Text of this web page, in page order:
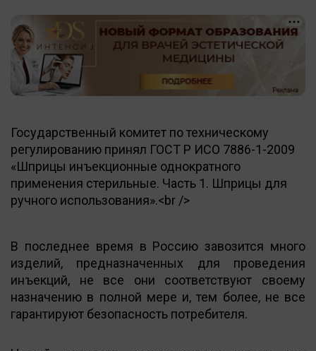
Государственный комитет по техническому
регулированию принял ГОСТ Р ИСО 7886-1-2009
«Шприцы инъекционные однократного
применения стерильные. Часть 1. Шприцы для
ручного использования».<br />
В последнее время в Россию завозится много
изделий, предназначенных для проведения
инъекций, не все они соответствуют своему
назначению в полной мере и, тем более, не все
гарантируют безопасность потребителя.